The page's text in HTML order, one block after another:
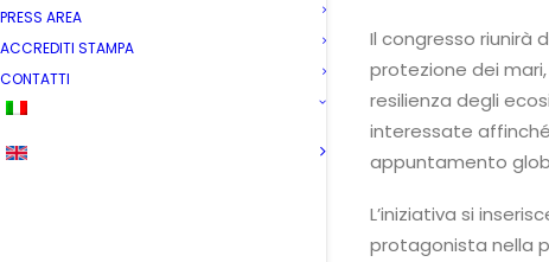
PRESS AREA
ACCREDITI STAMPA
CONTATTI
Il congresso riunirà
protezione dei
resilienza degli
interessate
appuntamento
L’iniziativa si
protagonista nella